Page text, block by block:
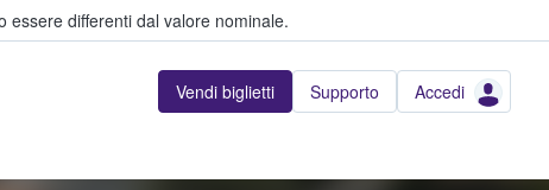
essere differenti dal valore nominale.
Vendi biglietti Supporto Accedi